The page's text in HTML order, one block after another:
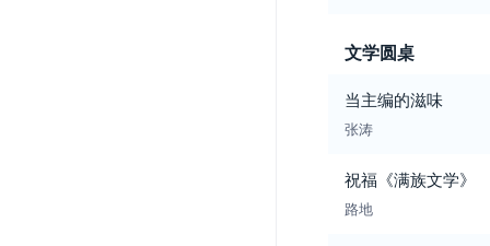
文学圆桌
当主编的滋味
张涛
祝福《满族文学》
路地